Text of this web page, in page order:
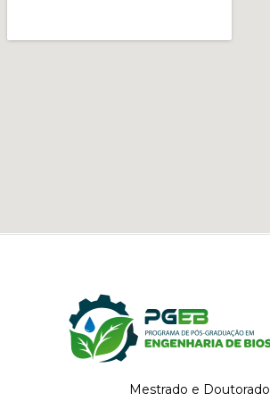
Mestrado e Doutorado